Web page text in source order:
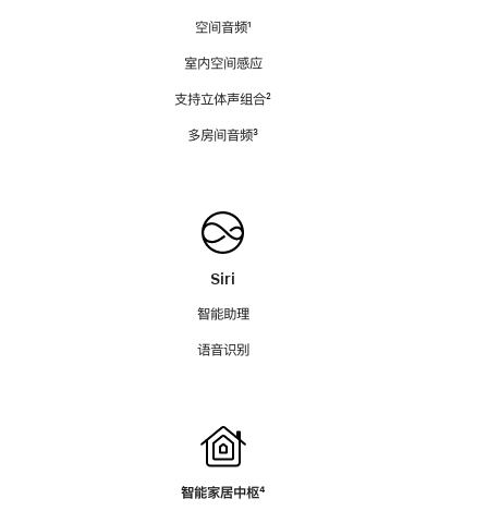
空间音频脚
¹
室内空间感应
支持立体声组合脚
²
多房间音频脚
³
Siri
智能助理
语音识别
智能家居中枢脚
⁴